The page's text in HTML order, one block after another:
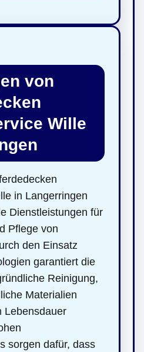
von
Wille
in Langerringen
Dienstleistungen für
Pflege von
den Einsatz
garantiert die
Reinigung,
Materialien
Lebensdauer
sorgen dafür, dass